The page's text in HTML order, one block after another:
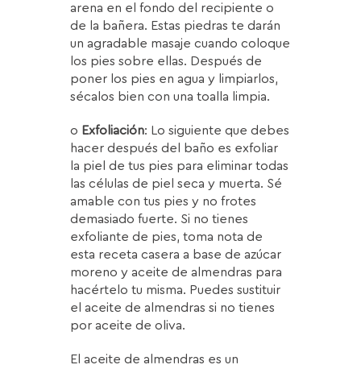
arena en el fondo del recipiente o
de la bañera. Estas piedras te darán
un agradable masaje cuando coloque
los pies sobre ellas. Después de
poner los pies en agua y limpiarlos,
sécalos bien con una toalla limpia.
o Exfoliación: Lo siguiente que debes
hacer después del baño es exfoliar
la piel de tus pies para eliminar todas
las células de piel seca y muerta. Sé
amable con tus pies y no frotes
demasiado fuerte. Si no tienes
exfoliante de pies, toma nota de
esta receta casera a base de azúcar
moreno y aceite de almendras para
hacértelo tu misma. Puedes sustituir
el aceite de almendras si no tienes
por aceite de oliva.
El aceite de almendras es un